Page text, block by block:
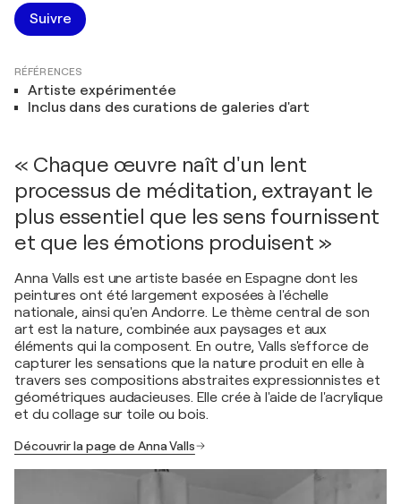
Suivre
RÉFÉRENCES
Artiste expérimentée
Inclus dans des curations de galeries d'art
« Chaque œuvre naît d'un lent
processus de méditation, extrayant le
plus essentiel que les sens fournissent
et que les émotions produisent »
Anna Valls est une artiste basée en Espagne dont les
peintures ont été largement exposées à l'échelle
nationale, ainsi qu'en Andorre. Le thème central de son
art est la nature, combinée aux paysages et aux
éléments qui la composent. En outre, Valls s'efforce de
capturer les sensations que la nature produit en elle à
travers ses compositions abstraites expressionnistes et
géométriques audacieuses. Elle crée à l'aide de l'acrylique
et du collage sur toile ou bois.
Découvrir la page de Anna Valls